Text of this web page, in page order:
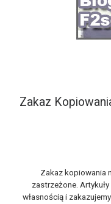
Zakaz
Zakaz kopiowania
zastrzeżone.
własnością i